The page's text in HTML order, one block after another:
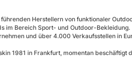
Herstellern von funktionaler
im Bereich Sport- und Outdoor-Bekleidung.
und über 4.000 Verkaufsstellen in
1981 in Frankfurt, momentan beschäftigt